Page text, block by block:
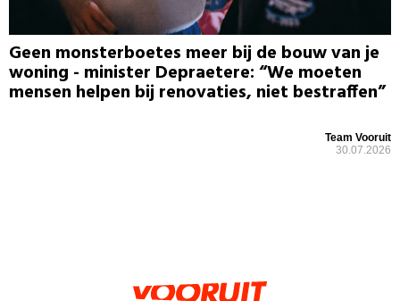
Geen monsterboetes meer bij de bouw van je
woning - minister Depraetere: “We moeten
mensen helpen bij renovaties, niet bestraffen”
Team Vooruit
30.07.2026